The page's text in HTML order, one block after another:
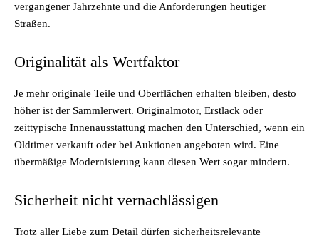
vergangener Jahrzehnte und die Anforderungen heutiger
Straßen.
Originalität als Wertfaktor
Je mehr originale Teile und Oberflächen erhalten bleiben, desto
höher ist der Sammlerwert. Originalmotor, Erstlack oder
zeittypische Innenausstattung machen den Unterschied, wenn ein
Oldtimer verkauft oder bei Auktionen angeboten wird. Eine
übermäßige Modernisierung kann diesen Wert sogar mindern.
Sicherheit nicht vernachlässigen
Trotz aller Liebe zum Detail dürfen sicherheitsrelevante